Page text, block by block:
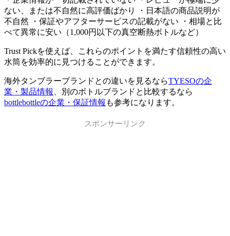
ない、または不自然に高評価ばかり ・日本語の商品説明が
不自然 ・保証やアフターサービスの記載がない ・相場と比
べて異常に安い（1,000円以下の真空断熱ボトルなど）
Trust Pickを使えば、これらのポイントを満たす信頼性の高い
水筒を効率的に見つけることができます。
海外タンブラーブランドとの違いを見るならTYESOの企
業・製品情報
、別のボトルブランドと比較するなら
bottlebottleの企業・保証情報 も参考になります。
スポンサーリンク